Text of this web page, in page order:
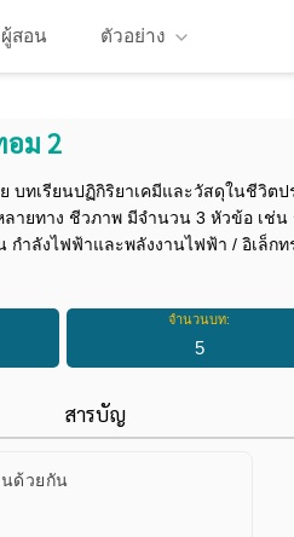
ผู้สอน ตัวอย่าง
อม 2
บทเรียนปฏิกิริยาเคมีและวัสดุในชีวิ
ลายทาง ชีวภาพ มีจำนวน 3 หัวข้อ เช่
ำลังไฟฟ้าและพลังงานไฟฟ้า / อิเล็กท
จำนวนบท:
5
สารบัญ
ด้วยกัน